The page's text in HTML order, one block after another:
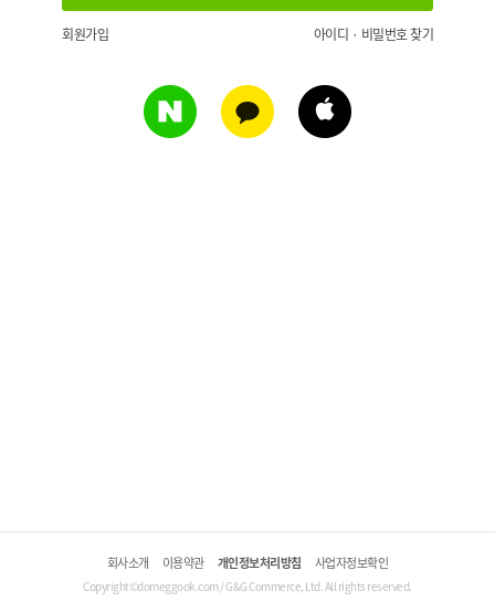
회원가입 아이디 · 비밀번호 찾기
회사소개 이용약관 개인정보처리방침 사업자정보확인
Copyright©domeggook.com / G&G Commerce, Ltd. All rights reserved.